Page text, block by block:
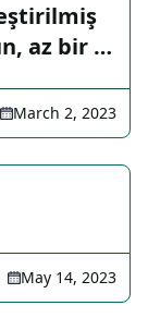
az bir …
March 2, 2023
May 14, 2023